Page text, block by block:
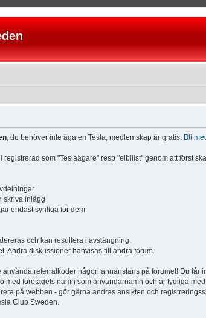
, du behöver inte äga en Tesla, medlemskap är gratis. Bli
registrerad som "Teslaägare" resp "elbilist" genom att först
skriva inlägg
endast synliga för dem
och kan resultera i avstängning.
Andra diskussioner hänvisas till andra forum.
referralkoder någon annanstans på forumet! Du får
med företagets namn som användarnamn och är tydliga
på webben - gör gärna andras ansikten och
Club Sweden.